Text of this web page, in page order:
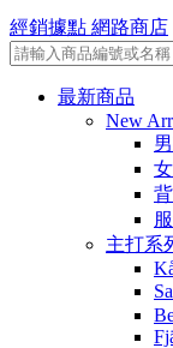
經銷據點 網路商店
最新商品
New
主打系